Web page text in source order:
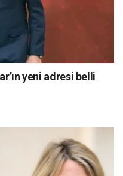
yeni adresi belli